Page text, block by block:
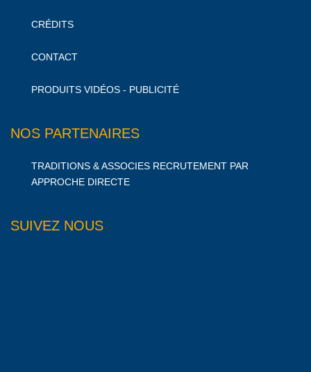
CRÉDITS
CONTACT
PRODUITS VIDÉOS - PUBLICITÉ
NOS PARTENAIRES
TRADITIONS & ASSOCIES RECRUTEMENT PAR
APPROCHE DIRECTE
SUIVEZ NOUS